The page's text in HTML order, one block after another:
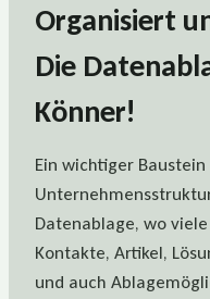
Organisiert
Die
Könner!
Ein wichtiger
Datenablage, wo
Kontakte, Artikel,
und auch